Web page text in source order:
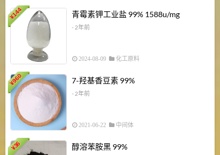
¥
144 青霉素钾工业盐 99% 1588u/mg
- 2年前
2024-08-09 化工原料
¥
960 7-羟基香豆素 99%
- 2年前
2021-06-22 中间体
¥
36 醇溶苯胺黑 99%